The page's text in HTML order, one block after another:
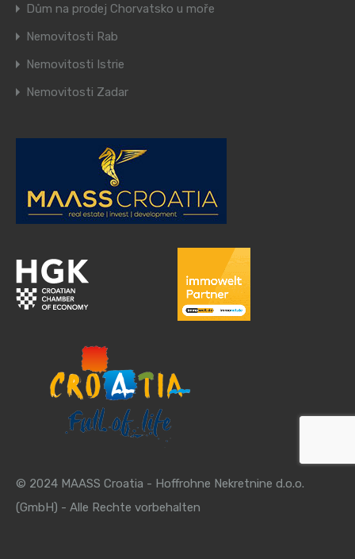
Dům na prodej Chorvatsko u moře
Nemovitosti Rab
Nemovitosti Istrie
Nemovitosti Zadar
© 2024 MAASS Croatia - Hoffrohne Nekretnine d.o.o.
(GmbH) - Alle Rechte vorbehalten